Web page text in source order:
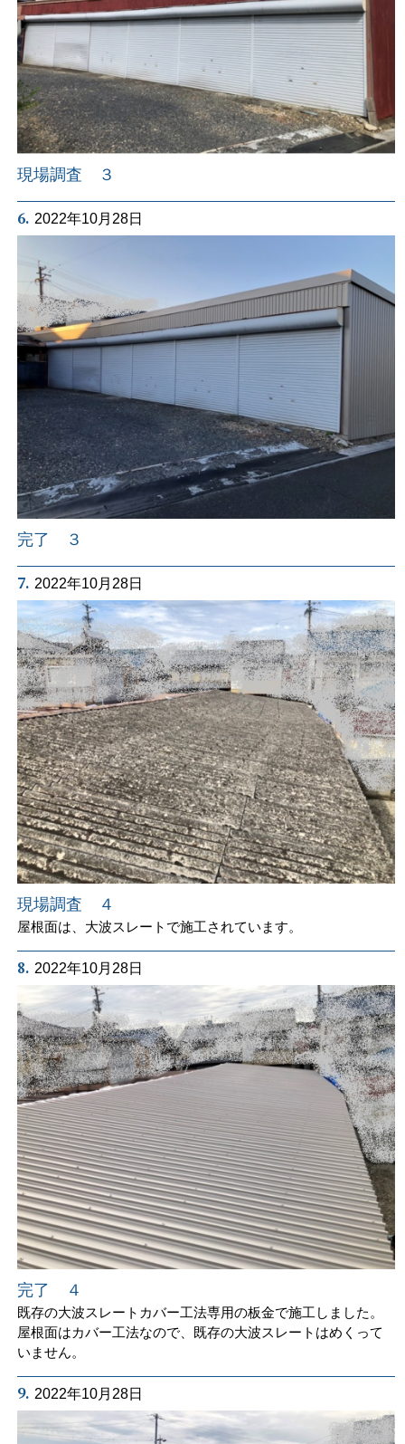
現場調査 ３
6. 2022年10月28日
完了 ３
7. 2022年10月28日
現場調査 ４
屋根面は、大波スレートで施工されています。
8. 2022年10月28日
完了 ４
既存の大波スレートカバー工法専用の板金で施工しました。
屋根面はカバー工法なので、既存の大波スレートはめくって
いません。
9. 2022年10月28日